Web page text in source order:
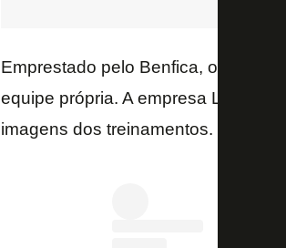
Emprestado pelo Benfica, o
equipe própria. A empresa Lohan
imagens dos treinamentos.